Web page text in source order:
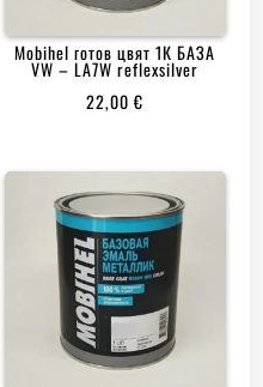
Mobihеl готов цвят 1К БАЗА
VW – LA7W reflexsilver
22,00€